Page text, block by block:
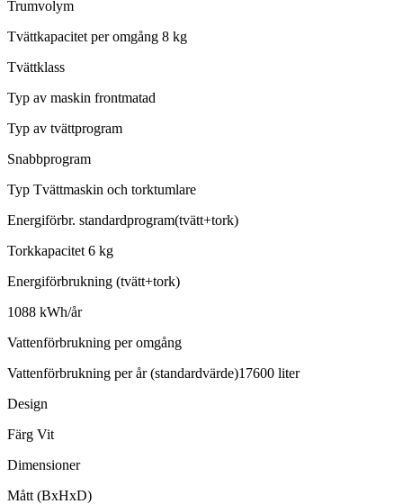
Trumvolym
Tvättkapacitet per omgång 8 kg
Tvättklass
Typ av maskin frontmatad
Typ av tvättprogram
Snabbprogram
Typ Tvättmaskin och torktumlare
Energiförbr. standardprogram(tvätt+tork)
Torkkapacitet 6 kg
Energiförbrukning (tvätt+tork)
1088 kWh/år
Vattenförbrukning per omgång
Vattenförbrukning per år (standardvärde)17600 liter
Design
Färg Vit
Dimensioner
Mått (BxHxD)